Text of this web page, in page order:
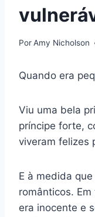
PorAmy Nicholson
Quando era
Viu uma bela
príncipe forte,
viveram felizes
E à medida
românticos.
era inocente e